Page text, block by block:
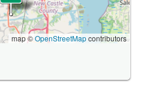
map ©OpenStreetMapcontributors